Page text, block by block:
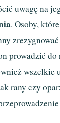
uwagę na
. Osoby,
prowadzić
wszelkie
rany czy